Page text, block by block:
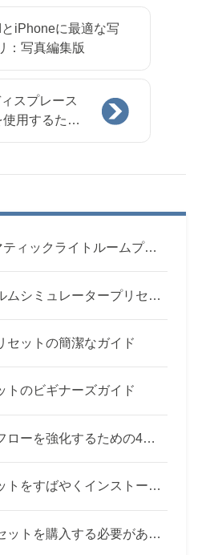
iPhoneに最適な写
：写真編集版
スプレース
使用するため
順
13の最高のシネマティックライトルームプリセット（2022年）
Lightroomでフィルムシミュレータープリセットを使用する方法
セットの簡潔なガイド
トのビギナーズガイド
Lightroomワークフローを強化するための4つのヒント
Lightroomプリセットをすばやくインストールするための3つのステップ
Lightroomのプリセットを購入する必要がありますか？